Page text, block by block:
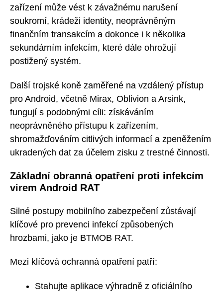
zařízení může vést k závažnému narušení
soukromí, krádeži identity, neoprávněným
finančním transakcím a dokonce i k několika
sekundárním infekcím, které dále ohrožují
postižený systém.
Další trojské koně zaměřené na vzdálený přístup
pro Android, včetně Mirax, Oblivion a Arsink,
fungují s podobnými cíli: získáváním
neoprávněného přístupu k zařízením,
shromažďováním citlivých informací a zpeněžením
ukradených dat za účelem zisku z trestné činnosti.
Základní obranná opatření proti infekcím
virem Android RAT
Silné postupy mobilního zabezpečení zůstávají
klíčové pro prevenci infekcí způsobených
hrozbami, jako je BTMOB RAT.
Mezi klíčová ochranná opatření patří:
Stahujte aplikace výhradně z oficiálního